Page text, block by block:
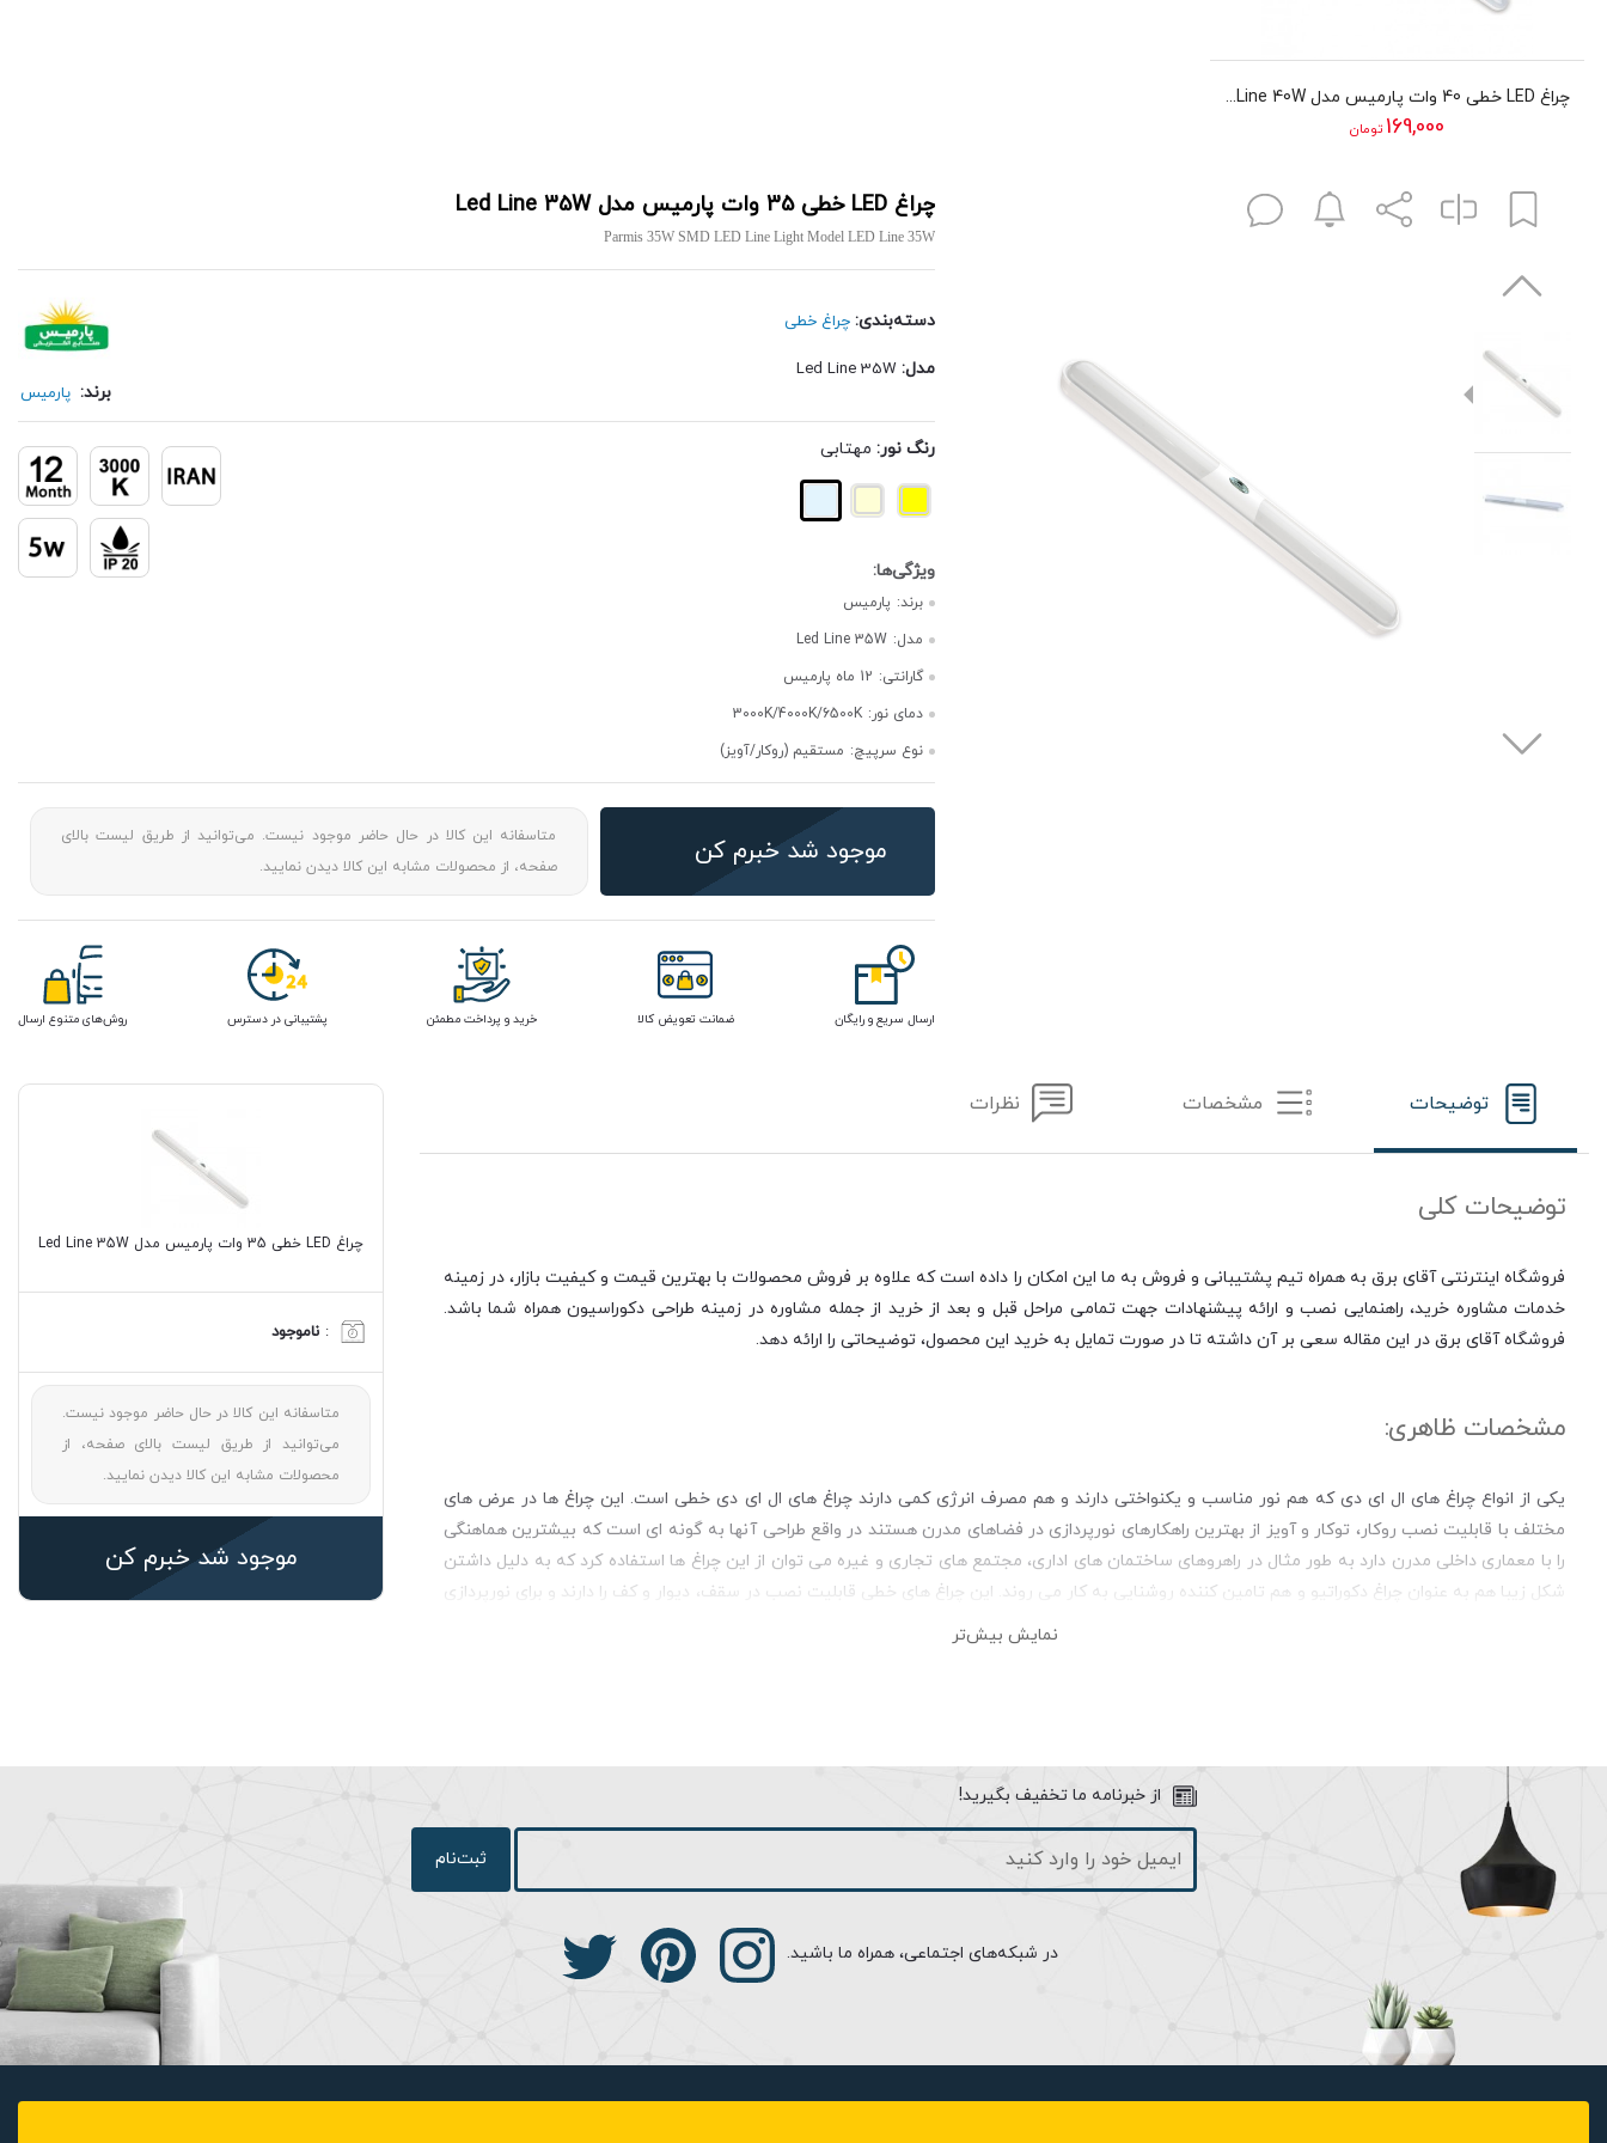
چراغ LED خطی 40 وات پارمیس مدل LED Line 40W
169,000 تومان
چراغ LED خطی 35 وات پارمیس مدل Led Line 35W
Parmis 35W SMD LED Line Light Model LED Line 35W
دسته‌بندی: چراغ خطی
مدل: Led Line 35W
برند: پارمیس
رنگ نور: مهتابی
برند: پارمیس
مدل: Led Line 35W
گارانتی: 12 ماه پارمیس
دمای نور: 3000K/4000K/6500K
نوع سرپیچ: مستقیم (روکار/آویز)
موجود شد خبرم کن
متاسفانه این کالا در حال حاضر موجود نیست. می‌توانید از طریق لیست بالای
صفحه، از محصولات مشابه این کالا دیدن نمایید.
ارسال سریع و رایگان ضمانت تعویض کالا خرید و پرداخت مطمئن پشتیبانی در دسترس روش‌های متنوع ارسال
توضیحات مشخصات نظرات
توضیحات کلی
فروشگاه اینترنتی آقای برق به همراه تیم پشتیبانی و فروش به ما این امکان را داده است که علاوه بر فروش محصولات با بهترین قیمت و کیفیت بازار، در زمینه
خدمات مشاوره خرید، راهنمایی نصب و ارائه پیشنهادات جهت تمامی مراحل قبل و بعد از خرید از جمله مشاوره در زمینه طراحی دکوراسیون همراه شما باشد.
فروشگاه آقای برق در این مقاله سعی بر آن داشته تا در صورت تمایل به خرید این محصول، توضیحاتی را ارائه دهد.
مشخصات ظاهری:
یکی از انواع چراغ های ال ای دی که هم نور مناسب و یکنواختی دارند و هم مصرف انرژی کمی دارند چراغ های ال ای دی خطی است. این چراغ ها در عرض های
مختلف با قابلیت نصب روکار، توکار و آویز از بهترین راهکارهای نورپردازی در فضاهای مدرن هستند در واقع طراحی آنها به گونه ای است که بیشترین هماهنگی
را با معماری داخلی مدرن دارد به طور مثال در راهروهای ساختمان های اداری، مجتمع های تجاری و غیره می توان از این چراغ ها استفاده کرد که به دلیل داشتن
شکل زیبا هم به عنوان چراغ دکوراتیو و هم تامین کننده روشنایی به کار می روند. این چراغ های خطی قابلیت نصب در سقف، دیوار و کف را دارند و برای نورپردازی
نمایش بیش‌تر
چراغ LED خطی 35 وات پارمیس مدل Led Line 35W
: ناموجود
متاسفانه این کالا در حال حاضر موجود نیست.
می‌توانید از طریق لیست بالای صفحه، از
محصولات مشابه این کالا دیدن نمایید.
موجود شد خبرم کن
از خبرنامه ما تخفیف بگیرید!
ثبت‌نام
در شبکه‌های اجتماعی، همراه ما باشید.